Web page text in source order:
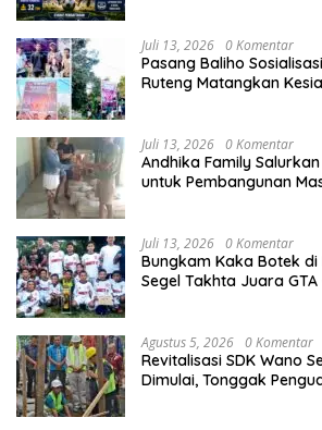
Juli 13, 2026 0 Komentar
Pasang Baliho
Ruteng Matangkan
Juli 13, 2026 0 Komentar
Andhika Family
untuk Pembangunan
Juli 13, 2026 0 Komentar
Bungkam Kaka Botek di
Segel Takhta Juara GTA
Agustus 5, 2026 0 Komentar
Revitalisasi SDK Wano
Dimulai, Tonggak